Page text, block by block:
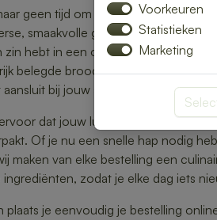
geen tijd om zelf iets klaar te
smaakvolle gerechten zonder
hebt in een ontspannen
belegde broodjes tot gezonde
bij jouw smaak.
dat jouw lunch op het
Of je nu een snelle hap nodig
maken van elke bestelling een
zodat je elke dag iets
plaats je eenvoudig je bestelling
Voorkeuren
Statistieken
Marketing